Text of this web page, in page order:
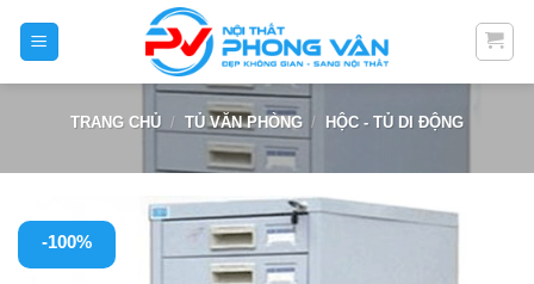
TRANG CHỦ / TỦ VĂN PHÒNG / HỘC - TỦ DI ĐỘNG
-100%